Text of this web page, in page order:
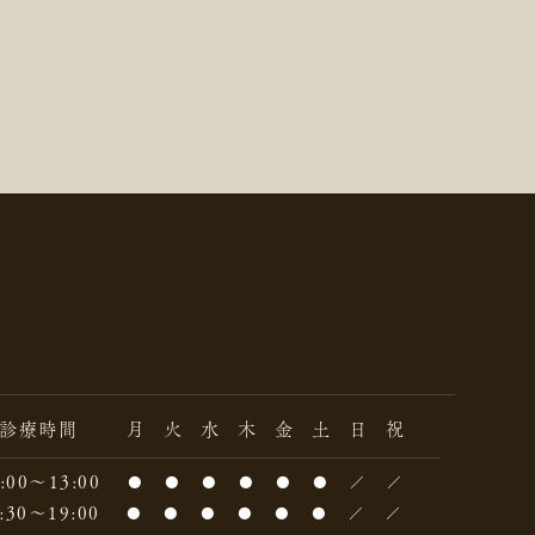
診療時間 月 火 水 木 金 土 日 祝
～13:00 ● ● ● ● ● ● ／ ／
～19:00 ● ● ● ● ● ● ／ ／